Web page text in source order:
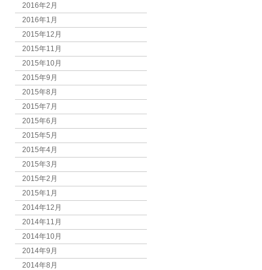
2016年2月
2016年1月
2015年12月
2015年11月
2015年10月
2015年9月
2015年8月
2015年7月
2015年6月
2015年5月
2015年4月
2015年3月
2015年2月
2015年1月
2014年12月
2014年11月
2014年10月
2014年9月
2014年8月